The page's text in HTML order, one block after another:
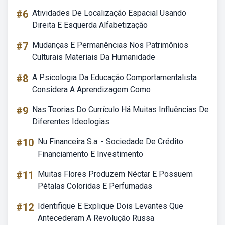
#6 Atividades De Localização Espacial Usando
Direita E Esquerda Alfabetização
#7 Mudanças E Permanências Nos Patrimônios
Culturais Materiais Da Humanidade
#8 A Psicologia Da Educação Comportamentalista
Considera A Aprendizagem Como
#9 Nas Teorias Do Currículo Há Muitas Influências De
Diferentes Ideologias
#10 Nu Financeira S.a. - Sociedade De Crédito
Financiamento E Investimento
#11
Muitas Flores Produzem Néctar E Possuem
Pétalas Coloridas E Perfumadas
#12 Identifique E Explique Dois Levantes Que
Antecederam A Revolução Russa